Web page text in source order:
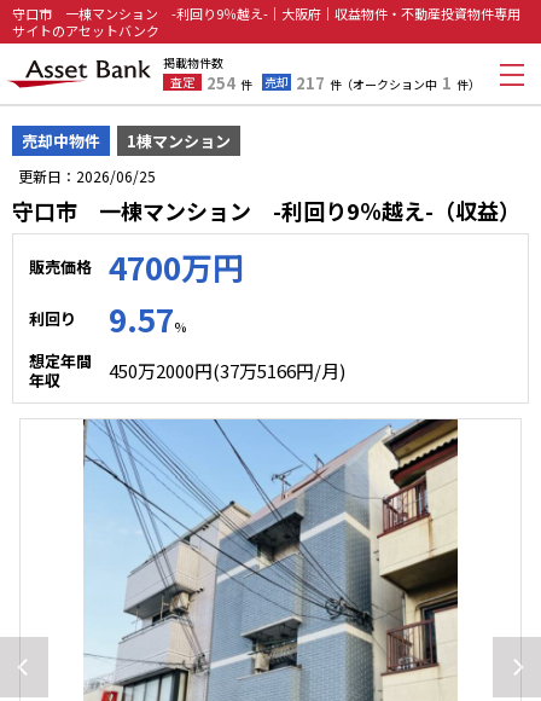
守口市 一棟マンション -利回り9％越え-｜大阪府｜収益物件・不動産投資物件専用
サイトのアセットバンク
掲載物件数
査定
254 件 売却 217 件（オークション中 1 件）
売却中物件 1棟マンション
更新日：2026/06/25
守口市 一棟マンション -利回り9％越え-（収益）
販売価格 4700万円
利回り 9.57%
想定年間
年収
450万2000円(37万5166円/月)